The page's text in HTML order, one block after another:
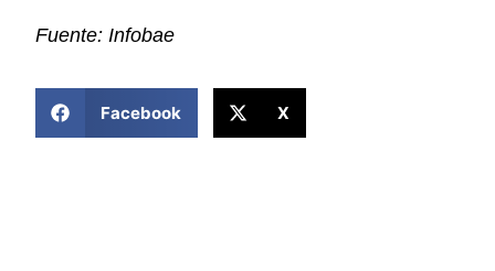
Fuente: Infobae
Facebook X